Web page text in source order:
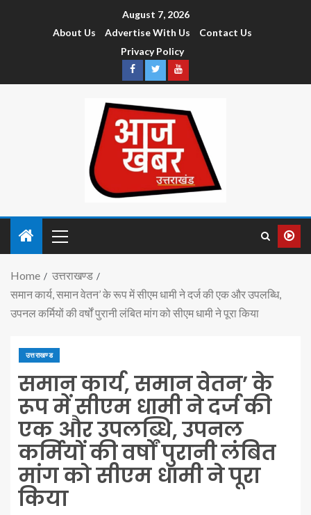
August 7, 2026
About Us
Advertise With Us
Contact Us
Privacy Policy
Home
उत्तराखण्ड
समान कार्य, समान वेतन’ के रूप में सीएम धामी ने दर्ज की एक और उपलब्धि,
उपनल कर्मियों की वर्षों पुरानी लंबित मांग को सीएम धामी ने पूरा किया
उत्तराखण्ड
समान कार्य, समान वेतन’ के
रूप में सीएम धामी ने दर्ज की
एक और उपलब्धि, उपनल
कर्मियों की वर्षों पुरानी लंबित
मांग को सीएम धामी ने पूरा
किया